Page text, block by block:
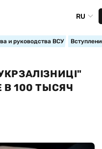
RU
и руководства ВСУ
В 100 ТЫСЯЧ